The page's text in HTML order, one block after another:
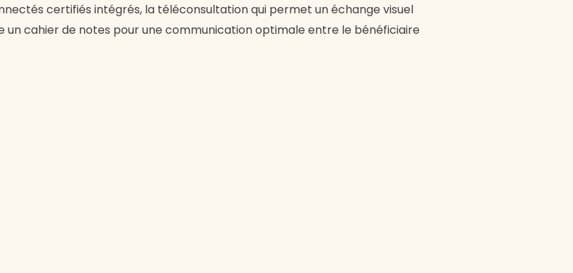
certifiés intégrés, la téléconsultation qui permet un échange visuel
un cahier de notes pour une communication optimale entre le bénéficiaire